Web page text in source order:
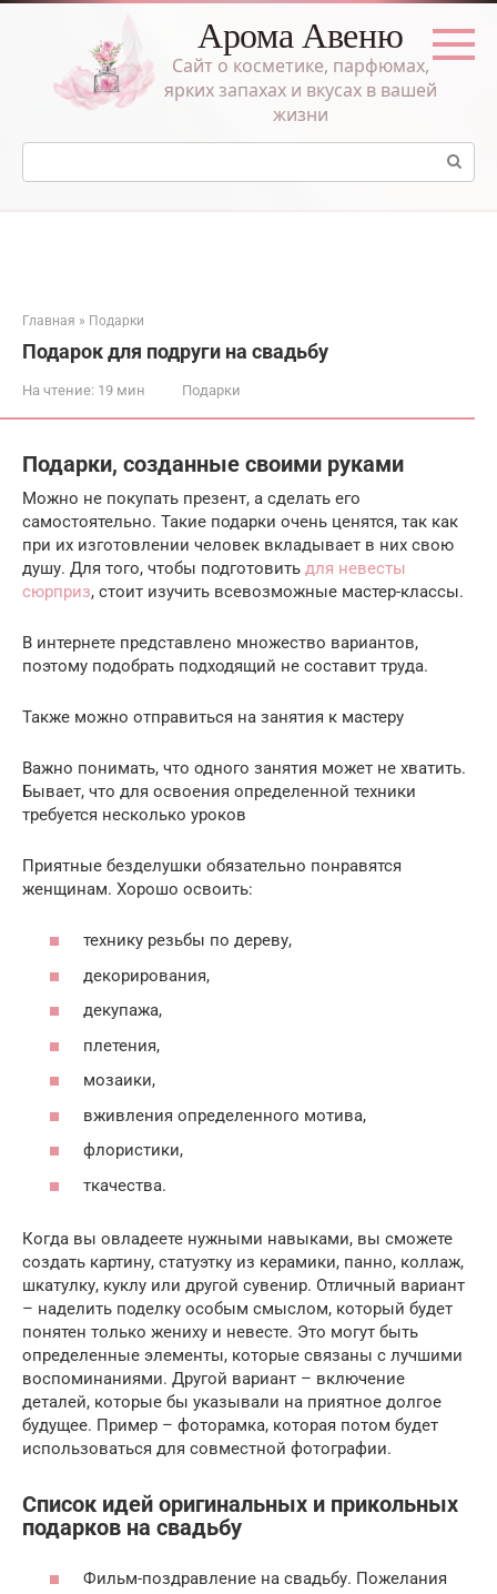
Перейти
Арома Авеню
Сайт о косметике, парфюмах,
ярких запахах и вкусах в вашей
жизни
Поиск:
Главная » Подарки
Подарок для подруги на свадьбу
На чтение: 19 мин Подарки
Подарки, созданные своими руками
Можно не покупать презент, а сделать его
самостоятельно. Такие подарки очень ценятся, так как
при их изготовлении человек вкладывает в них свою
душу. Для того, чтобы подготовить для невесты
сюрприз, стоит изучить всевозможные мастер-классы.
В интернете представлено множество вариантов,
поэтому подобрать подходящий не составит труда.
Также можно отправиться на занятия к мастеру
Важно понимать, что одного занятия может не хватить.
Бывает, что для освоения определенной техники
требуется несколько уроков
Приятные безделушки обязательно понравятся
женщинам. Хорошо освоить:
технику резьбы по дереву,
декорирования,
декупажа,
плетения,
мозаики,
вживления определенного мотива,
флористики,
ткачества.
Когда вы овладеете нужными навыками, вы сможете
создать картину, статуэтку из керамики, панно, коллаж,
шкатулку, куклу или другой сувенир. Отличный вариант
– наделить поделку особым смыслом, который будет
понятен только жениху и невесте. Это могут быть
определенные элементы, которые связаны с лучшими
воспоминаниями. Другой вариант – включение
деталей, которые бы указывали на приятное долгое
будущее. Пример – фоторамка, которая потом будет
использоваться для совместной фотографии.
Список идей оригинальных и прикольных
подарков на свадьбу
Фильм-поздравление на свадьбу. Пожелания